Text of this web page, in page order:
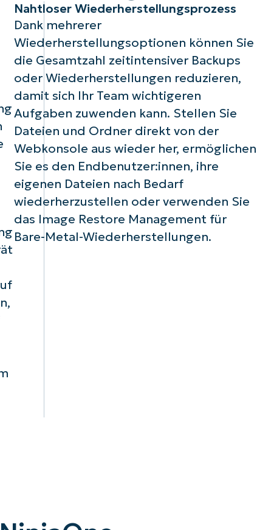
Nahtloser Wiederherstellungsprozess
Dank mehrerer
Wiederherstellungsoptionen können Sie
die Gesamtzahl zeitintensiver Backups
oder Wiederherstellungen reduzieren,
damit sich Ihr Team wichtigeren
Aufgaben zuwenden kann. Stellen Sie
Dateien und Ordner direkt von der
Webkonsole aus wieder her, ermöglichen
Sie es den Endbenutzer:innen, ihre
eigenen Dateien nach Bedarf
wiederherzustellen oder verwenden Sie
das Image Restore Management für
Bare-Metal-Wiederherstellungen.